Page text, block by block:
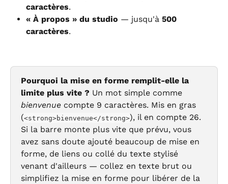
caractères.
« À propos » du studio — jusqu'à 500
caractères.
Pourquoi la mise en forme remplit-elle la
limite plus vite ? Un mot simple comme
bienvenue compte 9 caractères. Mis en gras
(<strong>bienvenue</strong>), il en compte 26.
Si la barre monte plus vite que prévu, vous
avez sans doute ajouté beaucoup de mise en
forme, de liens ou collé du texte stylisé
venant d'ailleurs — collez en texte brut ou
simplifiez la mise en forme pour libérer de la